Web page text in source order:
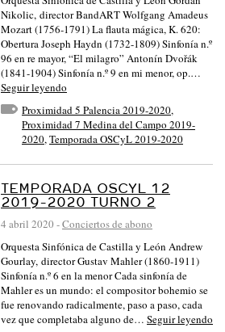
Nikolic, director BandART Wolfgang Amadeus
Mozart (1756-1791) La flauta mágica, K. 620:
Obertura Joseph Haydn (1732-1809) Sinfonía n.º
96 en re mayor, “El milagro” Antonín Dvořák
(1841-1904) Sinfonía n.º 9 en mi menor, op.…
Seguir leyendo
Proximidad 5 Palencia 2019-2020,
Proximidad 7 Medina del Campo 2019-
2020,Temporada OSCyL 2019-2020
TEMPORADA OSCYL 12
2019-2020 TURNO 2
4 abril 2020 -Conciertos de abono
Orquesta Sinfónica de Castilla y León Andrew
Gourlay, director Gustav Mahler (1860-1911)
Sinfonía n.º 6 en la menor Cada sinfonía de
Mahler es un mundo: el compositor bohemio se
fue renovando radicalmente, paso a paso, cada
vez que completaba alguno de… Seguir leyendo